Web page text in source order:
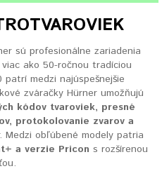
sú profesionálne zariadenia
ako 50-ročnou tradíciou
medzi najúspešnejšie
zváračky Hürner umožňujú
kódov tvaroviek, presné
protokolovanie zvarov a
Medzi obľúbené modely patria
a verzie Pricon s rozšírenou